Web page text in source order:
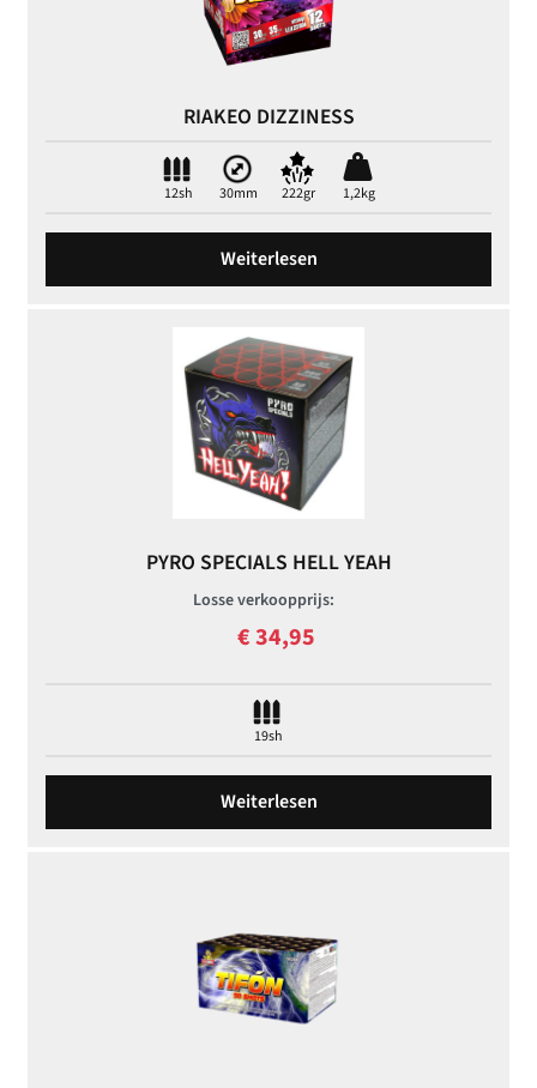
RIAKEO DIZZINESS
12sh 30mm 222gr 1,2kg
Weiterlesen
PYRO SPECIALS HELL YEAH
Losse verkoopprijs:
€34,95
19sh
Weiterlesen